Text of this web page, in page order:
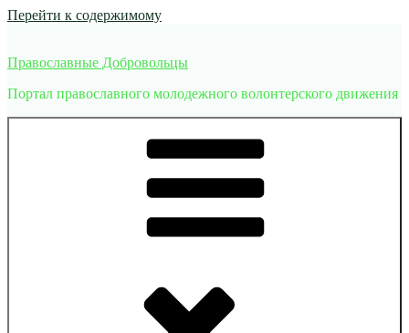
Перейти к содержимому
Православные Добровольцы
Портал православного молодежного волонтерского движения